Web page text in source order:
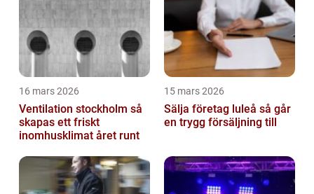
16 mars 2026
Ventilation stockholm så
skapas ett friskt
inomhusklimat året runt
15 mars 2026
Sälja företag luleå så går
en trygg försäljning till